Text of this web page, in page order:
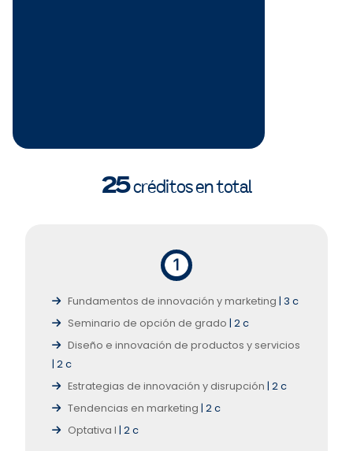
25créditos en total
Fundamentos de innovación y marketing | 3 c
Seminario de opción de grado | 2 c
Diseño e innovación de productos y servicios
| 2 c
Estrategias de innovación y disrupción | 2 c
Tendencias en marketing | 2 c
Optativa I | 2 c